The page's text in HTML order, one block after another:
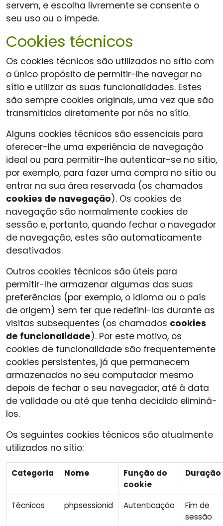
servem, e escolha livremente se consente o
seu uso ou o impede.
Cookies técnicos
Os cookies técnicos são utilizados no sítio com
o único propósito de permitir-lhe navegar no
sítio e utilizar as suas funcionalidades. Estes
são sempre cookies originais, uma vez que são
transmitidos diretamente por nós no sítio.
Alguns cookies técnicos são essenciais para
oferecer-lhe uma experiência de navegação
ideal ou para permitir-lhe autenticar-se no sítio,
por exemplo, para fazer uma compra no sítio ou
entrar na sua área reservada (os chamados
cookies de navegação). Os cookies de
navegação são normalmente cookies de
sessão e, portanto, quando fechar o navegador
de navegação, estes são automaticamente
desativados.
Outros cookies técnicos são úteis para
permitir-lhe armazenar algumas das suas
preferências (por exemplo, o idioma ou o país
de origem) sem ter que redefini-las durante as
visitas subsequentes (os chamados cookies
de funcionalidade). Por este motivo, os
cookies de funcionalidade são frequentemente
cookies persistentes, já que permanecem
armazenados no seu computador mesmo
depois de fechar o seu navegador, até à data
de validade ou até que tenha decidido eliminá-
los.
Os seguintes cookies técnicos são atualmente
utilizados no sítio:
Categoria Nome
Função do
cookie
Duração
Técnicos phpsessionid Autenticação
Fim de
sessão